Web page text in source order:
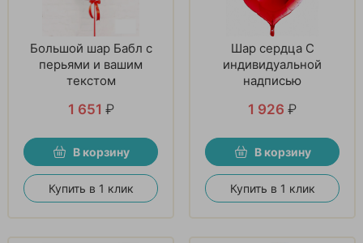
Большой шар Бабл с
перьями и вашим
текстом
1 651 ₽
В корзину
Купить в 1 клик
Шар сердца С
индивидуальной
надписью
1 926 ₽
В корзину
Купить в 1 клик